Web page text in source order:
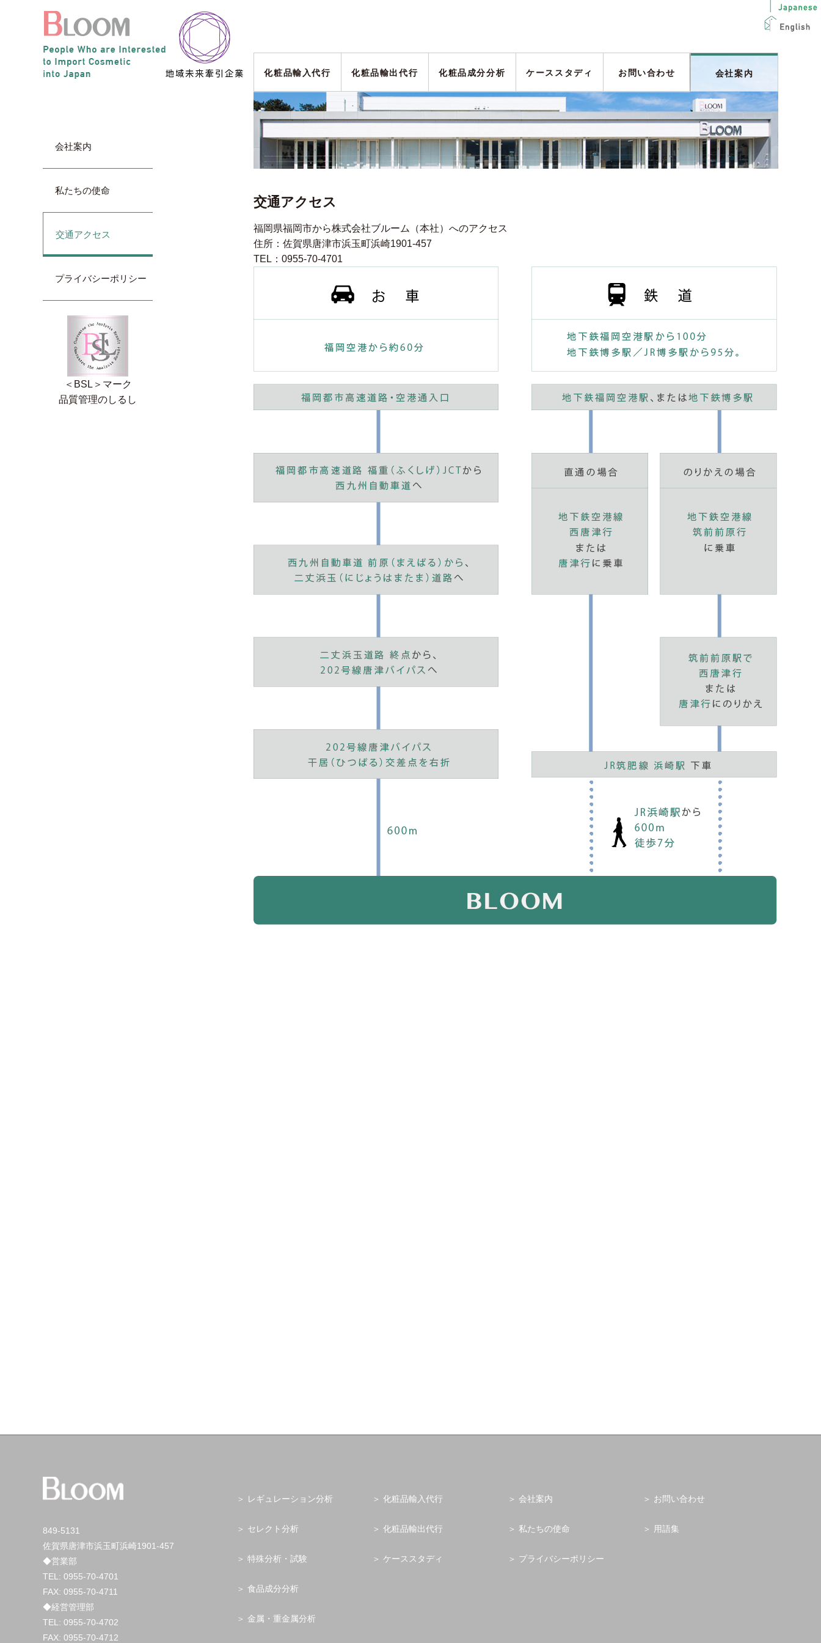
化粧品輸入代行 化粧品輸出代行 化粧品成分分析 ケーススタディ お問い合わせ 会社案内
会社案内
私たちの使命
交通アクセス
プライバシーポリシー
＜BSL＞マーク
品質管理のしるし
交通アクセス
福岡県福岡市から株式会社ブルーム（本社）へのアクセス
住所：佐賀県唐津市浜玉町浜崎1901-457
TEL：0955-70-4701
849-5131
佐賀県唐津市浜玉町浜崎1901-457
◆営業部
TEL: 0955-70-4701
FAX: 0955-70-4711
◆経営管理部
TEL: 0955-70-4702
FAX: 0955-70-4712
レギュレーション分析
セレクト分析
特殊分析・試験
食品成分分析
金属・重金属分析
化粧品輸入代行
化粧品輸出代行
ケーススタディ
会社案内
私たちの使命
プライバシーポリシー
お問い合わせ
用語集